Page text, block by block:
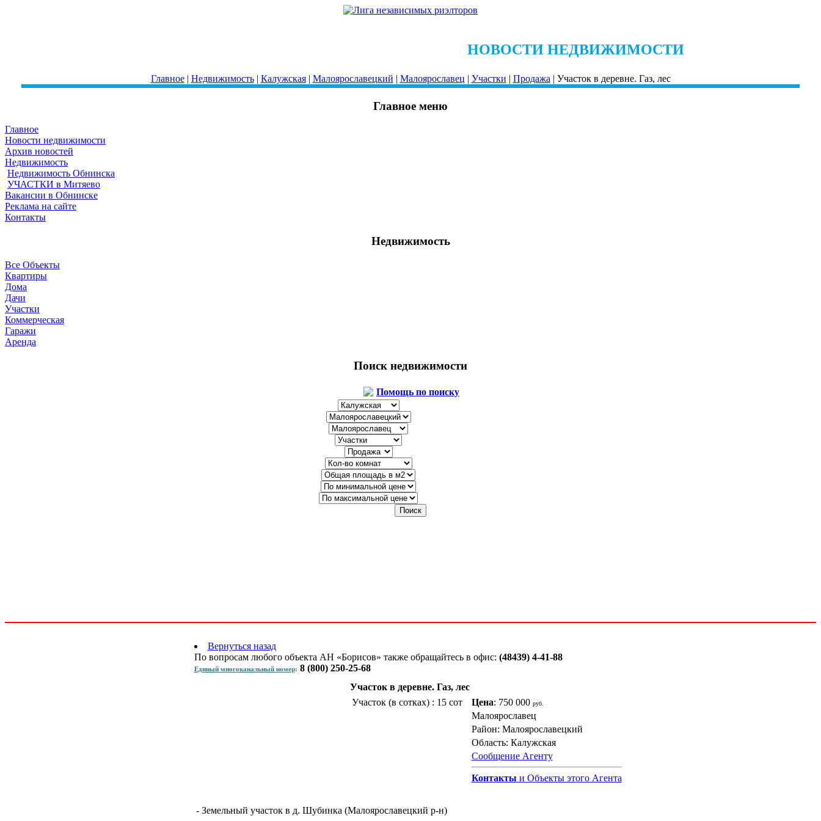
НОВОСТИ НЕДВИЖИМОСТИ
Главное| Недвижимость| Калужская| Малоярославецкий | Малоярославец | Участки | Продажа | Участок в деревне. Газ, лес
Главное меню
Главное
Новости недвижимости
Архив новостей
Недвижимость
Недвижимость Обнинска
УЧАСТКИ в Митяево
Вакансии в Обнинске
Реклама на сайте
Контакты
Недвижимость
Все Объекты
Квартиры
Дома
Дачи
Участки
Коммерческая
Гаражи
Аренда
Поиск недвижимости
Помощь по поиску
Вернуться назад
По вопросам любого объекта АН «Борисов» также обращайтесь в офис: (48439) 4-41-88
Единый многоканальный номер: 8 (800) 250-25-68
Участок в деревне. Газ, лес
Участок (в сотках) : 15 сот Цена: 750 000 руб.
Малоярославец
Район: Малоярославецкий
Область: Калужская
Сообщение Агенту
Контакты и Объекты этого Агента
- Земельный участок в д. Шубинка (Малоярославецкий р-н)